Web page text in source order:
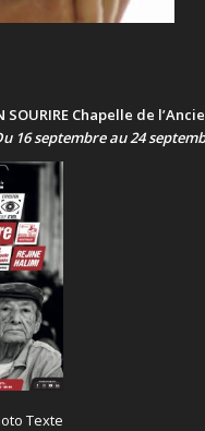
SOURIRE Chapelle de
16 septembre au 24
Texte